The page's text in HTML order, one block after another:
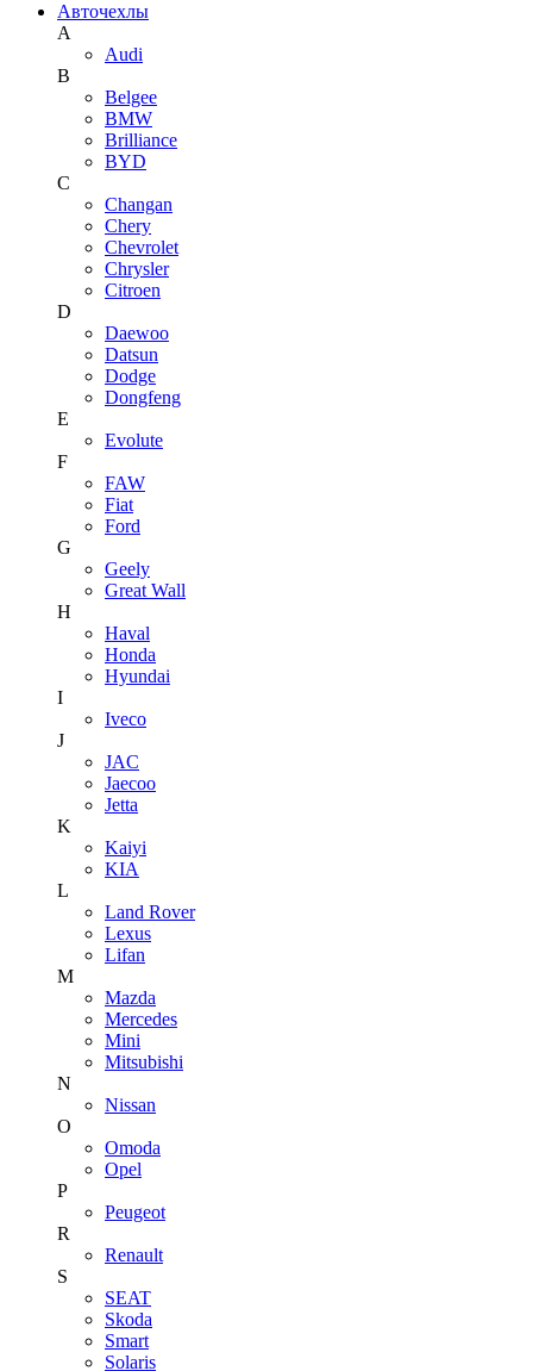
Авточехлы
A
Audi
B
Belgee
BMW
Brilliance
BYD
C
Changan
Chery
Chevrolet
Chrysler
Citroen
D
Daewoo
Datsun
Dodge
Dongfeng
E
Evolute
F
FAW
Fiat
Ford
G
Geely
Great Wall
H
Haval
Honda
Hyundai
I
Iveco
J
JAC
Jaecoo
Jetta
K
Kaiyi
KIA
L
Land Rover
Lexus
Lifan
M
Mazda
Mercedes
Mini
Mitsubishi
N
Nissan
O
Omoda
Opel
P
Peugeot
R
Renault
S
SEAT
Skoda
Smart
Solaris